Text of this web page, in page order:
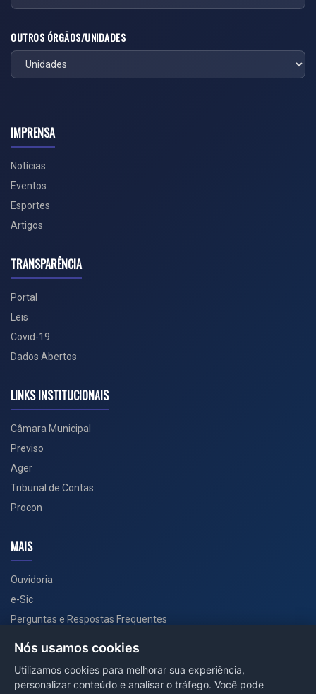
OUTROS ÓRGÃOS/UNIDADES
IMPRENSA
Notícias
Eventos
Esportes
Artigos
TRANSPARÊNCIA
Portal
Leis
Covid-19
Dados Abertos
LINKS INSTITUCIONAIS
Câmara Municipal
Previso
Ager
Tribunal de Contas
Procon
MAIS
Ouvidoria
e-Sic
Perguntas e Respostas Frequentes
Nós usamos cookies
Utilizamos cookies para melhorar sua experiência,
personalizar conteúdo e analisar o tráfego. Você pode